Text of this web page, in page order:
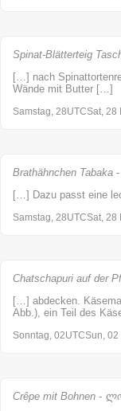
Spinat-Blätterteig
[…] nach
Wände mit Butter […]
Samstag, 28UTCSat,
Brathähnchen Tabaka
[…] Dazu passt eine
Samstag, 28UTCSat,
Chatschapuri auf der
[…] abdecken.
Abb.), ein Teil des
Sonntag, 02UTCSun,
Crêpe mit Bohnen -